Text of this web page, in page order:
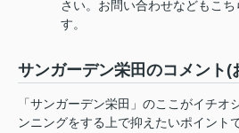
さい。お問い合わせなどもこ
す。
サンガーデン栄田のコメント(
「サンガーデン栄田」のここがイチオ
ンニングをする上で抑えたいポイント